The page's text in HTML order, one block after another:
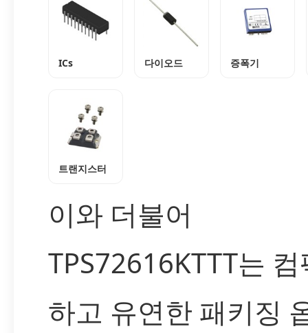
ICs 다이오드 증폭기
트랜지스터
이와 더불어
TPS72616KTTT는
하고 유연한 패키징